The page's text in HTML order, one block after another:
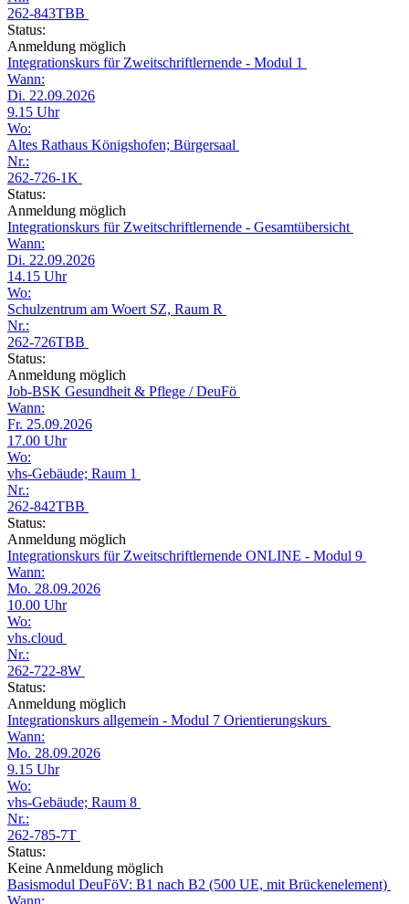
262-843TBB
Status:
Anmeldung möglich
Integrationskurs für Zweitschriftlernende - Modul 1
Wann:
Di. 22.09.2026
9.15 Uhr
Wo:
Altes Rathaus Königshofen; Bürgersaal
Nr.:
262-726-1K
Status:
Anmeldung möglich
Integrationskurs für Zweitschriftlernende - Gesamtübersicht
Wann:
Di. 22.09.2026
14.15 Uhr
Wo:
Schulzentrum am Woert SZ, Raum R
Nr.:
262-726TBB
Status:
Anmeldung möglich
Job-BSK Gesundheit & Pflege / DeuFö
Wann:
Fr. 25.09.2026
17.00 Uhr
Wo:
vhs-Gebäude; Raum 1
Nr.:
262-842TBB
Status:
Anmeldung möglich
Integrationskurs für Zweitschriftlernende ONLINE - Modul 9
Wann:
Mo. 28.09.2026
10.00 Uhr
Wo:
vhs.cloud
Nr.:
262-722-8W
Status:
Anmeldung möglich
Integrationskurs allgemein - Modul 7 Orientierungskurs
Wann:
Mo. 28.09.2026
9.15 Uhr
Wo:
vhs-Gebäude; Raum 8
Nr.:
262-785-7T
Status:
Keine Anmeldung möglich
Basismodul DeuFöV: B1 nach B2 (500 UE, mit Brückenelement)
Wann: